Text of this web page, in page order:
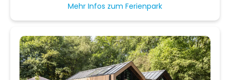
Mehr Infos zum Ferienpark